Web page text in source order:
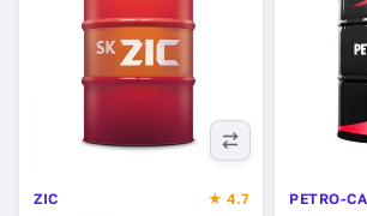
ZIC
★ 4.7
PETRO-